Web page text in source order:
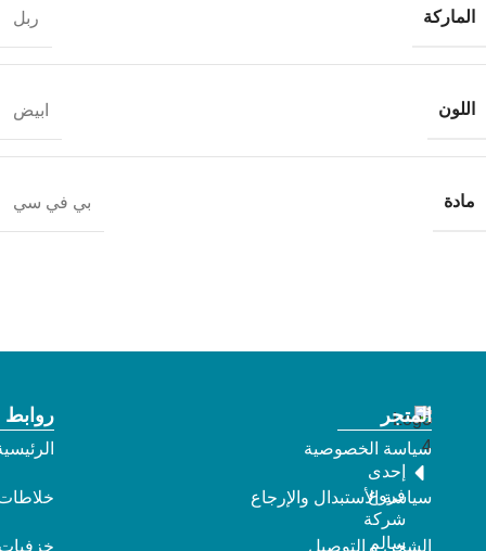
الماركة ربل
اللون ابيض
مادة بي في سي
إحدى
فروع
شركة
سالم
المتجر
سياسة الخصوصية
سياسة الأستبدال والإرجاع
الشحن و التوصيل